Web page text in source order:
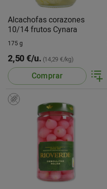
Alcachofas corazones
10/14 frutos Cynara
175 g
2,50 €/u. (14,29 €/kg)
Comprar